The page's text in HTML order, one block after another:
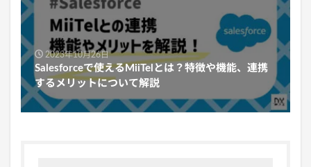
2023年10月26日
Salesforceで使えるMiiTelとは？特徴や機能、連携
するメリットについて解説